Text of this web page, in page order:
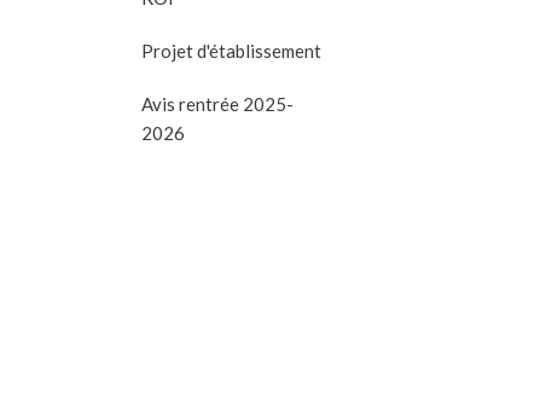
Projet d'établissement
Avis rentrée 2025-
2026